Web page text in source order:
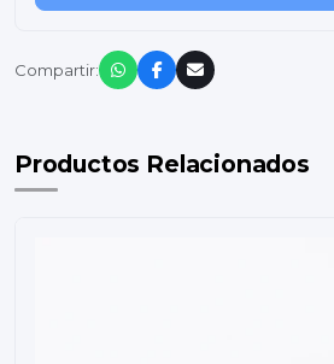
Compartir:
Productos Relacionados